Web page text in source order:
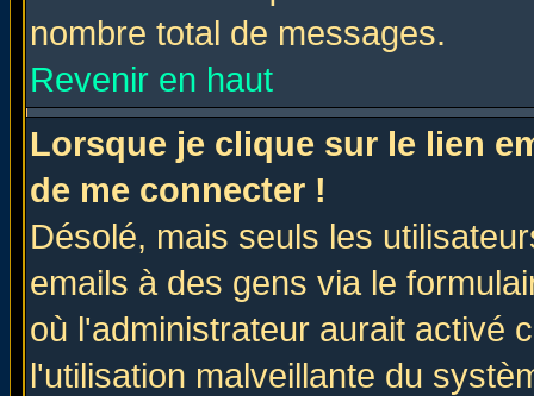
nombre total de messages.
Revenir en haut
Lorsque je clique sur le lien
de me connecter !
Désolé, mais seuls les
emails à des gens via le
où l'administrateur aurait activé
l'utilisation malveillante du